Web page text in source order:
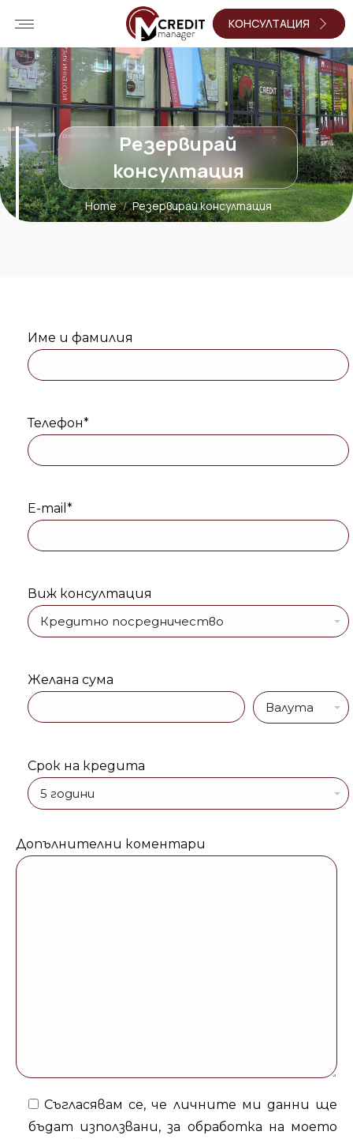
КОНСУЛТАЦИЯ
Резервирай
консултация
You are here:
Home Резервирай консултация
Име и фамилия
Телефон*
E-mail*
Виж консултация
Желана сума
Срок на кредита
Допълнителни коментари
Съгласявам се, че личните ми данни ще
бъдат използвани, за обработка на моето